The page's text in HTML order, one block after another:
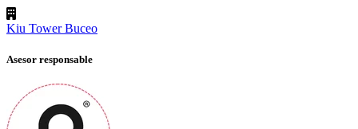
Kiu Tower Buceo
Asesor responsable